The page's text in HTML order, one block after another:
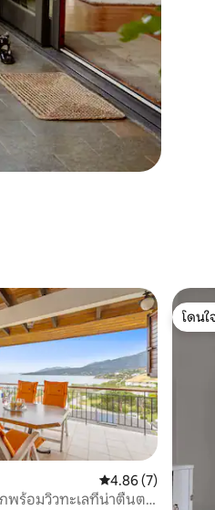
คะแนนเฉลี่ย 4.86
4.86 (7)
พร้อมวิวทะเลที่น่าตื่นตา
โดนใ
โดนใ